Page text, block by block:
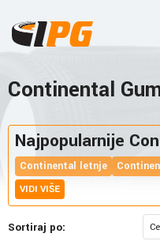
Continental
Najpopularnije
Continental letnje
VIDI VIŠE
Sortiraj po: